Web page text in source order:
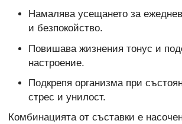
Намалява усещането за
и безпокойство.
Повишава жизнения тонус и
настроение.
Подкрепя организма при
стрес и унилост.
Комбинацията от съставки е